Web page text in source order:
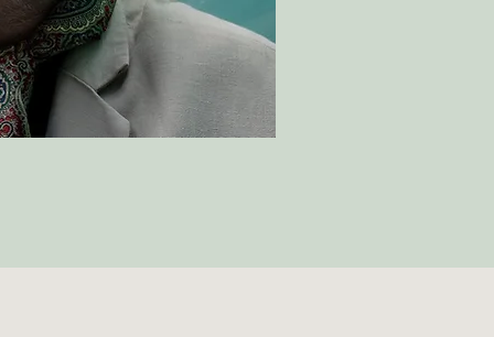
Foto: Agnete Brun- Samlaget